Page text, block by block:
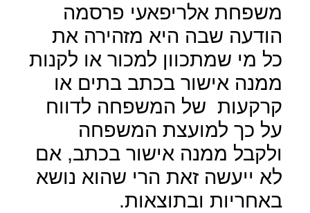
משפחת אלריפאעי פרסמה
הודעה שבה היא מזהירה את
כל מי שמתכוון למכור או לקנות
ממנה אישור בכתב בתים או
קרקעות של המשפחה לדווח
על כך למועצת המשפחה
ולקבל ממנה אישור בכתב, אם
לא ייעשה זאת הרי שהוא נושא
באחריות ובתוצאות.